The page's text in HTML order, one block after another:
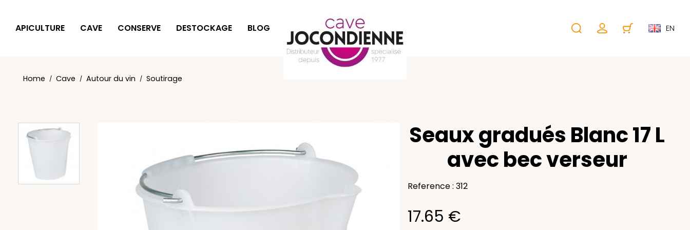
APICULTURE CAVE CONSERVE DESTOCKAGE BLOG IDÉES CADEAUX EN
Home Cave Autour du vin Soutirage
Seaux gradués Blanc 17 L
avec bec verseur
Reference : 312
17.65 €